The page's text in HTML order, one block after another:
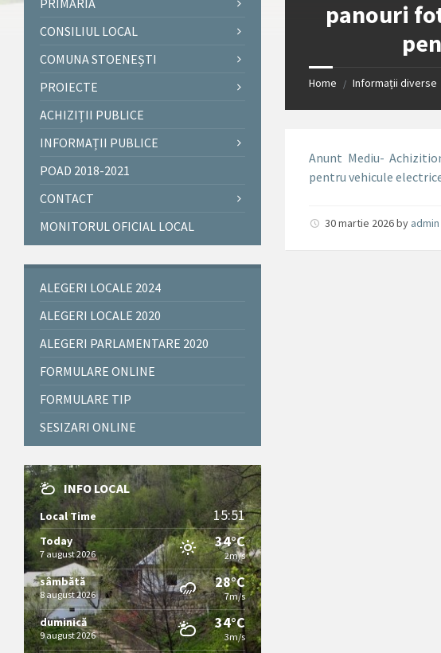
panouri
Home / Informații diverse
Anunt Mediu-
pentru vehicule
30 martie 2026by admin
PRIMĂRIA
CONSILIUL LOCAL
COMUNA STOENEȘTI
PROIECTE
ACHIZIȚII PUBLICE
INFORMAȚII PUBLICE
POAD 2018-2021
CONTACT
MONITORUL OFICIAL LOCAL
ALEGERI LOCALE 2024
ALEGERI LOCALE 2020
ALEGERI PARLAMENTARE 2020
FORMULARE ONLINE
FORMULARE TIP
SESIZARI ONLINE
INFO LOCAL
Local Time 15:51
Today
7 august 2026
34°C
2m/s
sâmbătă
8 august 2026
28°C
7m/s
duminică
9 august 2026
34°C
3m/s